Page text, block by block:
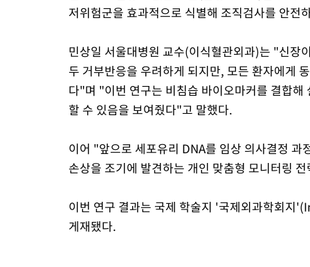
저위험군을 효과적으로 식별해 조직검사를 안전
민상일 서울대병원 교수(이식혈관외과)는 "신장
두 거부반응을 우려하게 되지만, 모든 환자에게
다"며 "이번 연구는 비침습 바이오마커를 결합
할 수 있음을 보여줬다"고 말했다.
이어 "앞으로 세포유리 DNA를 임상 의사결정
손상을 조기에 발견하는 개인 맞춤형 모니터링
이번 연구 결과는 국제 학술지 '국제외과학회
게재됐다.